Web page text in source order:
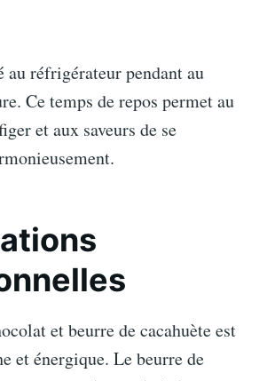
au réfrigérateur pendant au
Ce temps de repos permet au
et aux saveurs de se
et beurre de cacahuète est
et énergique. Le beurre de